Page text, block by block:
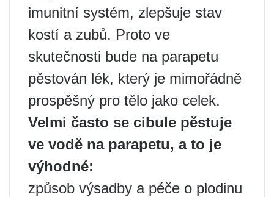
imunitní systém, zlepšuje stav
kostí a zubů. Proto ve
skutečnosti bude na parapetu
pěstován lék, který je mimořádně
prospěšný pro tělo jako celek.
Velmi často se cibule pěstuje
ve vodě na parapetu, a to je
výhodné:
způsob výsadby a péče o plodinu